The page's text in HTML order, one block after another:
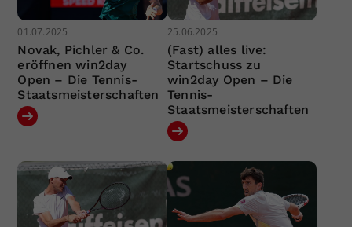
01.07.2025
Novak, Pichler & Co.
eröffnen win2day
Open – Die Tennis-
Staatsmeisterschaften
25.06.2025
(Fast) alles live:
Startschuss zu
win2day Open – Die
Tennis-
Staatsmeisterschaften